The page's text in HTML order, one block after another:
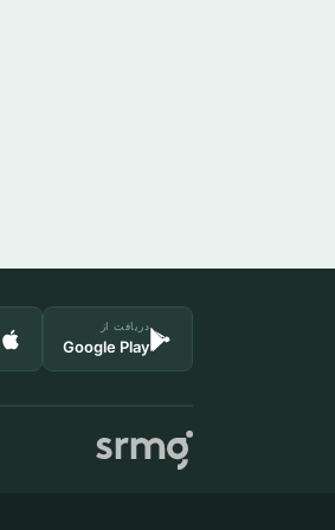
دریافت از
Google Play